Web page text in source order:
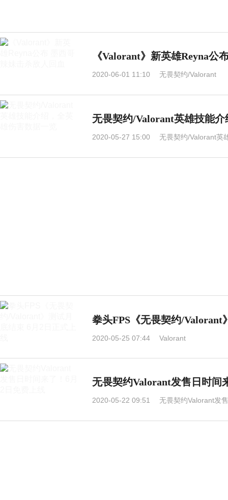
《Valorant》新英雄Reyna公
2020-06-01 11:10 无畏契约/Valorant
无畏契约/Valorant英雄技能
2020-05-27 15:00 无畏契约/Valorant英
拳头FPS《无畏契约/Valorant
2020-05-25 07:44 Valorant
无畏契约Valorant发售日时间
2020-05-22 09:51 无畏契约Valorant发